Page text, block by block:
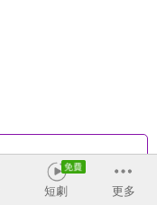
短劇 更多